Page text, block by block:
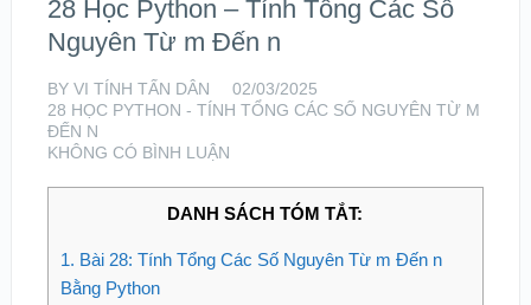
28 Học Python – Tính Tổng Các Số
Nguyên Từ m Đến n
BY VI TÍNH TẤN DÂN
02/03/2025
28 HỌC PYTHON - TÍNH TỔNG CÁC SỐ NGUYÊN TỪ M
ĐẾN N
KHÔNG CÓ BÌNH LUẬN
DANH SÁCH TÓM TẮT:
1. Bài 28: Tính Tổng Các Số Nguyên Từ m Đến n
Bằng Python